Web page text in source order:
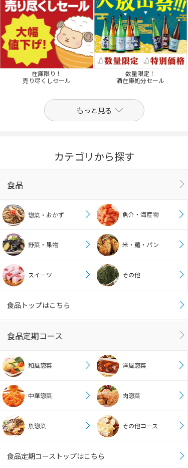
在庫限り！
売り尽くしセール
数量限定！
酒在庫処分セール
もっと見る
カテゴリから探す
食品
惣菜・おかず 魚介・海産物
野菜・果物 米・麺・パン
スイーツ その他
食品トップはこちら
食品定期コース
和風惣菜 洋風惣菜
中華惣菜 肉惣菜
魚惣菜 その他コース
食品定期コーストップはこちら